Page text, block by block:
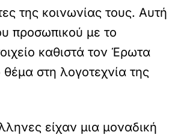
της κοινωνίας τους. Αυτή
προσωπικού με το
καθιστά τον Έρωτα
θέμα στη λογοτεχνία της
είχαν μια μοναδική